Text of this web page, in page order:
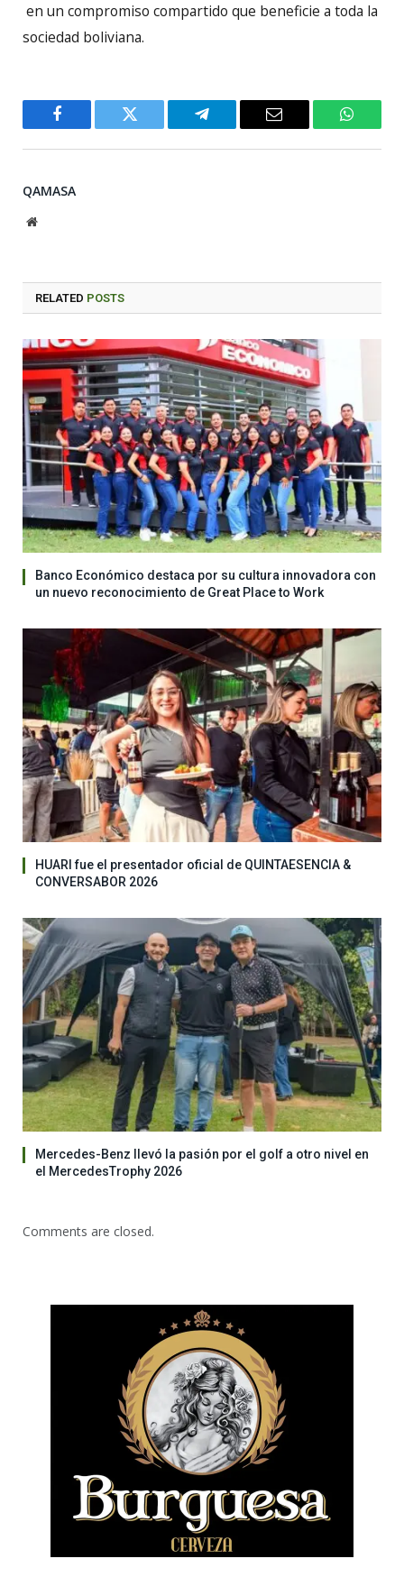
en un compromiso compartido que beneficie a toda la
sociedad boliviana.
Facebook Twitter Telegram Email
QAMASA
Website
RELATED POSTS
Banco Económico destaca por su cultura innovadora con
un nuevo reconocimiento de Great Place to Work
HUARI fue el presentador oficial de QUINTAESENCIA &
CONVERSABOR 2026
Mercedes-Benz llevó la pasión por el golf a otro nivel en
el MercedesTrophy 2026
Comments are closed.